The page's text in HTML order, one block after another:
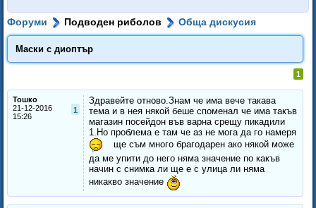
Форуми Подводен риболов Обща дискусия
Маски с диоптър
1
Тошко
1
21-12-2016
15:26
Здравейте отново.Знам че има вече такава
тема и в нея някой беше споменал че има такъв
магазин посейдон във варна срещу пикадили
1.Но проблема е там че аз не мога да го намеря
ще съм много брагодарен ако някой може
да ме упити до него няма значение по какъв
начин с снимка ли ще е с улица ли няма
никакво значение